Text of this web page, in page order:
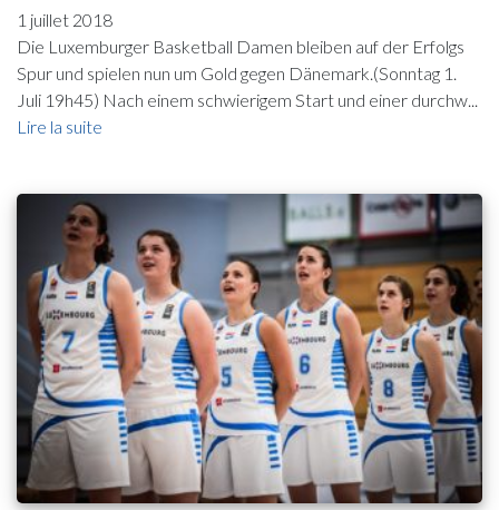
1 juillet 2018
Die Luxemburger Basketball Damen bleiben auf der Erfolgs
Spur und spielen nun um Gold gegen Dänemark.(Sonntag 1.
Juli 19h45) Nach einem schwierigem Start und einer durchw...
Lire la suite